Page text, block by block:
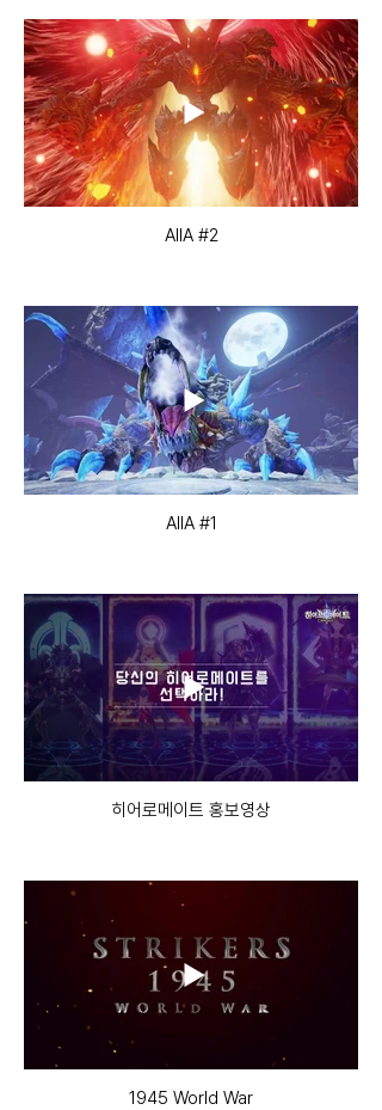
AIIA #2
AIIA #1
히어로메이트 홍보영상
1945 World War